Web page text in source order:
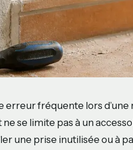
fréquente lors d’une
se limite pas à un
une prise inutilisée ou à